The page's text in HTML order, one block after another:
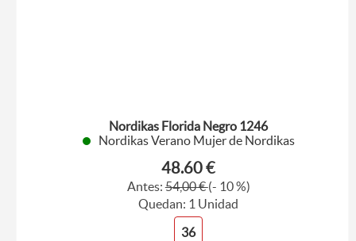
Nordikas Florida Negro 1246
Nordikas Verano Mujer de Nordikas
48.60 €
Antes:54,00 €(- 10 %)
Quedan: 1 Unidad
36